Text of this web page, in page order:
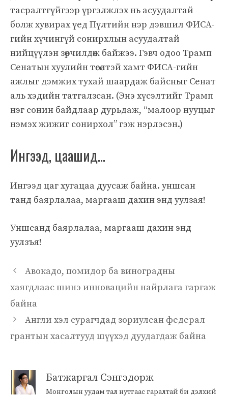
тасралтгүйгээр үргэлжлэх нь асуудалтай
болж хувирах үед Пүлтийн нэр дэвшил ФИСА-
гийн хүчингүй сонирхлын асуудалтай
нийцүүлэн зөрчилдөж байжээ. Гэвч одоо Трамп
Сенатын хуулийн төсөлтэй хамт ФИСА-гийн
ажлыг дэмжих тухай шаардаж байсныг Сенат
аль хэдийн татгалзсан. (Энэ хүсэлтийг Трамп
нэг сонин байдлаар дурьдаж, “малоор нууцыг
нэмэх жижиг сонирхол” гэж нэрлэсэн.)
Ингээд, цаашид…
Ингээд цаг хугацаа дуусаж байна. уншсан
танд баярлалаа, маргааш дахин энд уулзая!
Уншсанд баярлалаа, маргааш дахин энд
уулзъя!
Авокадо, помидор ба виноградны
хаягдлаас шинэ инновацийн найрлага гаргаж
байна
Англи хэл сурагчдад зориулсан федерал
грантын хасалтууд шүүхэд дуудагдаж байна
Батжаргал Сэнгэдорж
Монголын уудам тал нутгаас гаралтай би дэлхий